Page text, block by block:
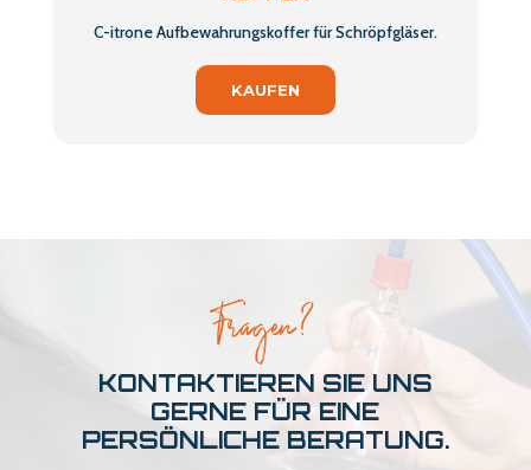
C-itrone Aufbewahrungskoffer für Schröpfgläser.
KAUFEN
Fragen?
KONTAKTIEREN SIE UNS
GERNE FÜR EINE
PERSÖNLICHE BERATUNG.